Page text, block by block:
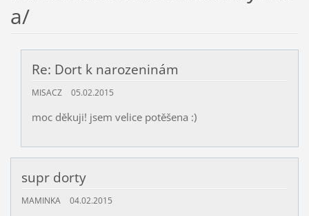
a/
Re: Dort k narozeninám
MISACZ 05.02.2015
moc děkuji! jsem velice potěšena :)
supr dorty
MAMINKA 04.02.2015